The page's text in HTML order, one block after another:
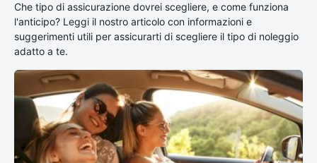
Che tipo di assicurazione dovrei scegliere, e come funziona
l'anticipo? Leggi il nostro articolo con informazioni e
suggerimenti utili per assicurarti di scegliere il tipo di noleggio
adatto a te.